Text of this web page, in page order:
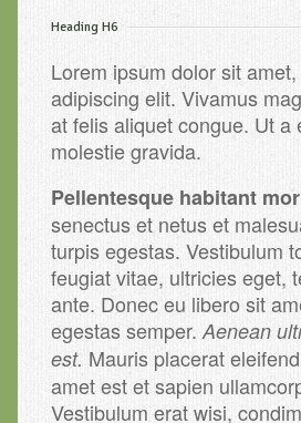
Heading H6
Lorem ipsum dolor sit
adipiscing elit. Vivamus
at felis aliquet congue. Ut a
molestie gravida.
Pellentesque habitant
senectus et netus et
turpis egestas. Vestibulum
feugiat vitae, ultricies eget,
ante. Donec eu libero sit
egestas semper. Aenean
est. Mauris placerat
amet est et sapien
Vestibulum erat wisi,